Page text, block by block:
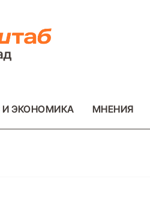
И ЭКОНОМИКА МНЕНИЯ